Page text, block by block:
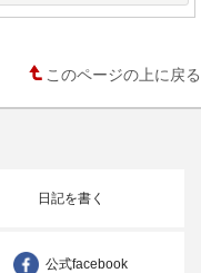
このページの上に戻る
日記を書く
公式facebook